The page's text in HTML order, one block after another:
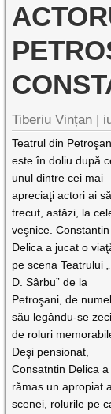
Tiberiu Vințan |
Teatrul din
este în doliu după
unul dintre cei mai
apreciaţi actori ai
trecut, astăzi, la
veşnice. Constantin
Delica a jucat o
pe scena Teatrului
D. Sârbu” de la
Petroşani, de
său legându-se zeci
de roluri
Deşi pensionat,
Consatntin Delica a
rămas un apropiat
scenei, rolurile pe